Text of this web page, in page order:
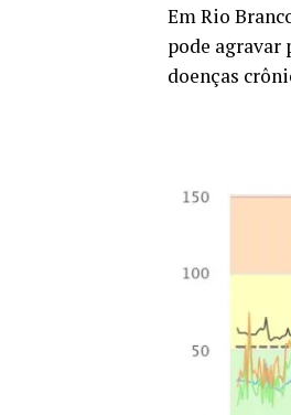
Em Rio
pode agravar
doenças